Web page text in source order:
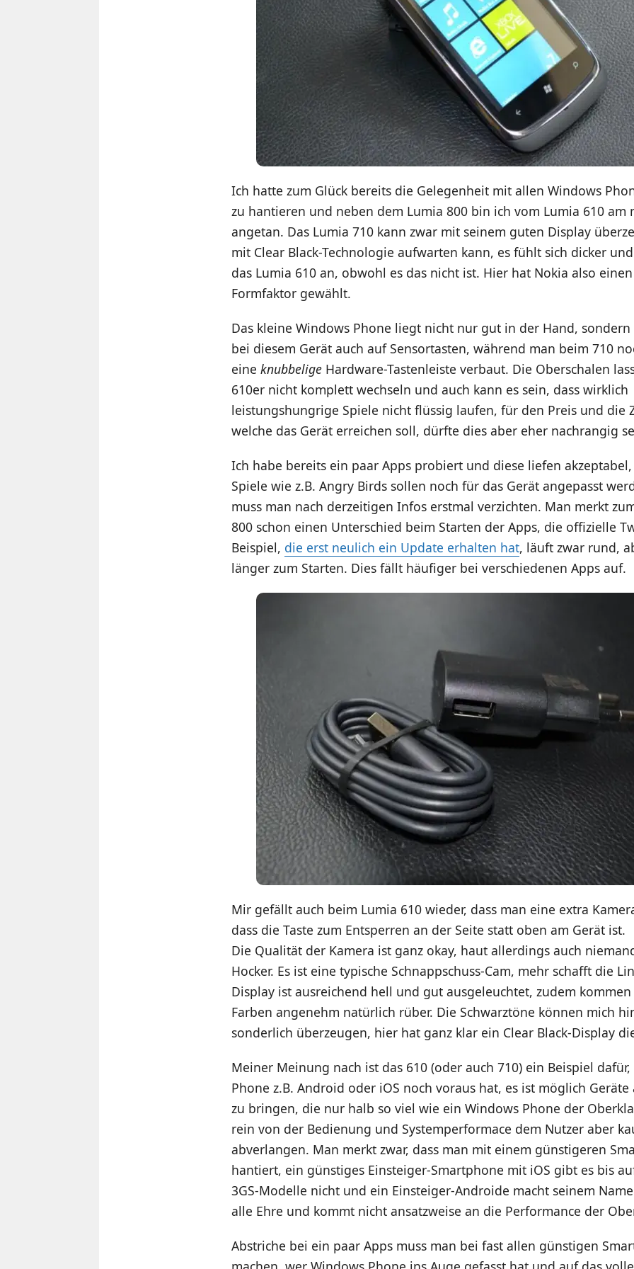
Ich hatte zum Glück bereits die Gelegenheit mit allen Windows
zu hantieren und neben dem Lumia 800 bin ich vom Lumia 610 am
angetan. Das Lumia 710 kann zwar mit seinem guten Display
mit Clear Black-Technologie aufwarten kann, es fühlt sich dicker
das Lumia 610 an, obwohl es das nicht ist. Hier hat Nokia also
Formfaktor gewählt.
Das kleine Windows Phone liegt nicht nur gut in der Hand, sondern
bei diesem Gerät auch auf Sensortasten, während man beim 710
eine knubbeligeHardware-Tastenleiste verbaut. Die Oberschalen
610er nicht komplett wechseln und auch kann es sein, dass wirklich
leistungshungrige Spiele nicht flüssig laufen, für den Preis und die
welche das Gerät erreichen soll, dürfte dies aber eher nachrangig
Ich habe bereits ein paar Apps probiert und diese liefen
Spiele wie z.B. Angry Birds sollen noch für das Gerät angepasst
muss man nach derzeitigen Infos erstmal verzichten. Man merkt
800 schon einen Unterschied beim Starten der Apps, die offizielle
Beispiel, die erst neulich ein Update erhalten hat, läuft zwar rund,
länger zum Starten. Dies fällt häufiger bei verschiedenen Apps auf.
Mir gefällt auch beim Lumia 610 wieder, dass man eine extra
dass die Taste zum Entsperren an der Seite statt oben am Gerät ist.
Die Qualität der Kamera ist ganz okay, haut allerdings auch
Hocker. Es ist eine typische Schnappschuss-Cam, mehr schafft die
Display ist ausreichend hell und gut ausgeleuchtet, zudem
Farben angenehm natürlich rüber. Die Schwarztöne können mich
sonderlich überzeugen, hier hat ganz klar ein Clear Black-Display
Meiner Meinung nach ist das 610 (oder auch 710) ein Beispiel
Phone z.B. Android oder iOS noch voraus hat, es ist möglich
zu bringen, die nur halb so viel wie ein Windows Phone der
rein von der Bedienung und Systemperformace dem Nutzer aber
abverlangen. Man merkt zwar, dass man mit einem günstigeren
hantiert, ein günstiges Einsteiger-Smartphone mit iOS gibt es bis
3GS-Modelle nicht und ein Einsteiger-Androide macht seinem
alle Ehre und kommt nicht ansatzweise an die Performance der
Abstriche bei ein paar Apps muss man bei fast allen günstigen